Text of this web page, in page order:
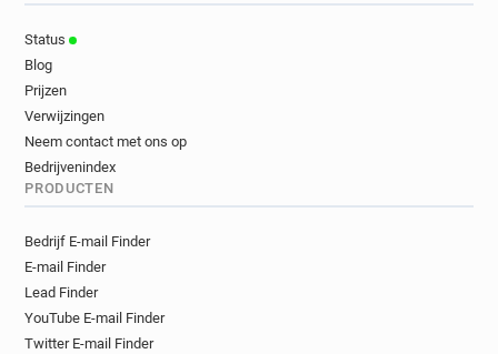
Status
Blog
Prijzen
Verwijzingen
Neem contact met ons op
Bedrijvenindex
PRODUCTEN
Bedrijf E-mail Finder
E-mail Finder
Lead Finder
YouTube E-mail Finder
Twitter E-mail Finder